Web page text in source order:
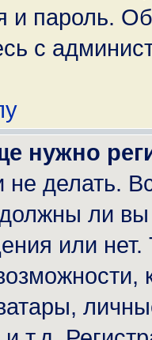
и пароль.
с
нужно
делать.
ли вы
или